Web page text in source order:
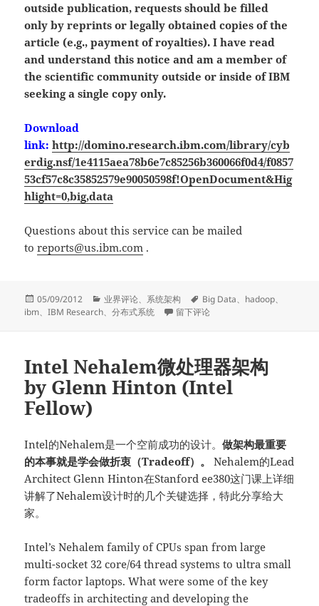
outside publication, requests should be filled
only by reprints or legally obtained copies of the
article (e.g., payment of royalties). I have read
and understand this notice and am a member of
the scientific community outside or inside of IBM
seeking a single copy only.
Download
link:http://domino.research.ibm.com/library/cyb
erdig.nsf/1e4115aea78b6e7c85256b360066f0d4/f0857
53cf57c8c35852579e90050598f!OpenDocument&Hig
hlight=0,big,data
Questions about this service can be mailed
toreports@us.ibm.com .
发
布
05/09/2012
分
类
业界评论、 系统架构
标
签
Big Data、 hadoop、
ibm、IBM Research、分布式系统 于Understanding System and
留下评论
Intel Nehalem微处理器架构
by Glenn Hinton (Intel
Fellow)
Intel的Nehalem是一个空前成功的设计。做架构最重要
的本事就是学会做折衷（Tradeoff）。
Nehalem的Lead
Architect Glenn Hinton在Stanford ee380这门课上详细
讲解了Nehalem设计时的几个关键选择，特此分享给大
家。
Intel’s Nehalem family of CPUs span from large
multi-socket 32 core/64 thread systems to ultra small
form factor laptops. What were some of the key
tradeoffs in architecting and developing the